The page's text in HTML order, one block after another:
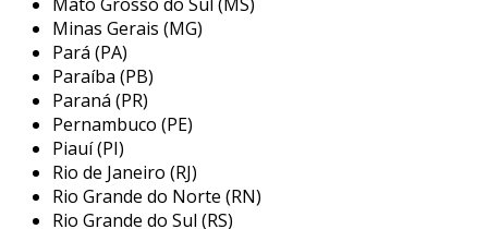
várias situações onde a necessidade de
tecnologia é temporária ou ocasionada por
demandas específicas. entre as principais
aplicações desse serviço, destacam-se:
eventos corporativos:
feiras e workshops, a locação de
notebooks permite que os participantes
tenham acesso a equipamentos
Minas Gerais (MG)
Pará (PA)
Paraíba (PB)
Paraná (PR)
Pernambuco (PE)
Piauí (PI)
Rio de Janeiro (RJ)
Rio Grande do Norte (RN)
Rio Grande do Sul (RS)